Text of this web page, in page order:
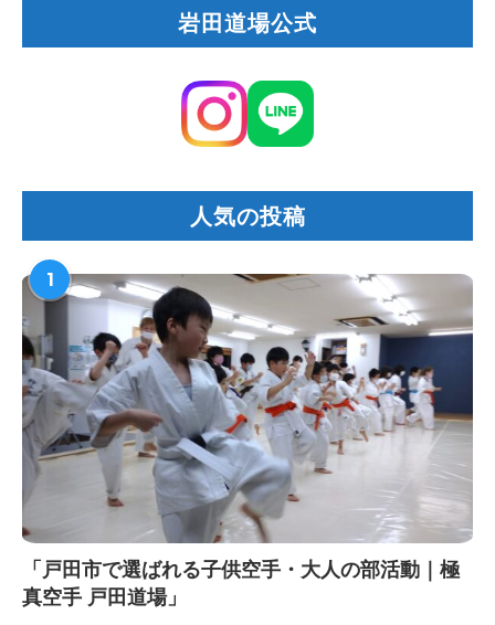
岩田道場公式
人気の投稿
1
「戸田市で選ばれる子供空手・大人の部活動｜極
真空手 戸田道場」